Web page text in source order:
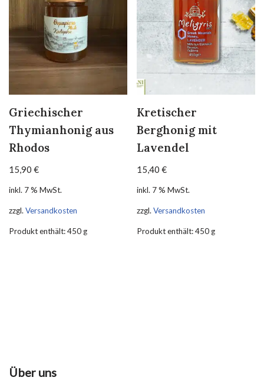
Griechischer
Thymianhonig aus
Rhodos
15,90 €
inkl. 7 % MwSt.
zzgl. Versandkosten
Produkt enthält: 450 g
Kretischer
Berghonig mit
Lavendel
15,40€
inkl. 7 % MwSt.
zzgl.Versandkosten
Produkt enthält: 450 g
Über uns